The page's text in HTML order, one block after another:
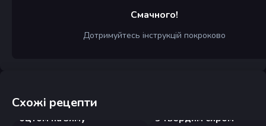
Смачного!
Дотримуйтесь інструкцій покроково
Схожі рецепти
Мариновані помідори з
оцтом на зиму
з твердим сиром